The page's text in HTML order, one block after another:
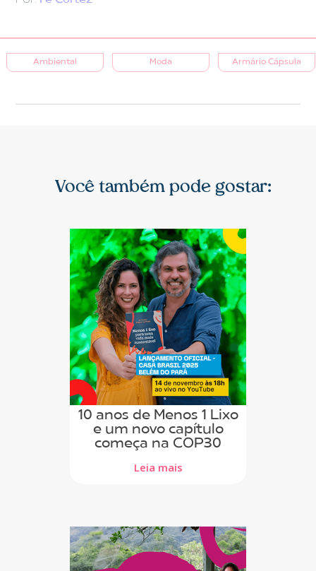
Ambiental Moda Armário Cápsula
Você também pode gostar:
10 anos de Menos 1 Lixo
e um novo capítulo
começa na COP30
Leia mais